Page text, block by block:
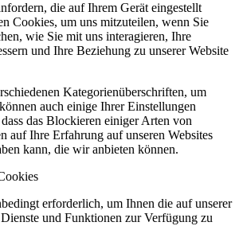
die auf Ihrem Gerät eingestellt
Cookies, um uns mitzuteilen, wenn Sie
wie Sie mit uns interagieren, Ihre
und Ihre Beziehung zu unserer Website
Kategorienüberschriften, um
auch einige Ihrer Einstellungen
das Blockieren einiger Arten von
auf Ihre Erfahrung auf unseren Websites
kann, die wir anbieten können.
erforderlich, um Ihnen die auf unserer
und Funktionen zur Verfügung zu